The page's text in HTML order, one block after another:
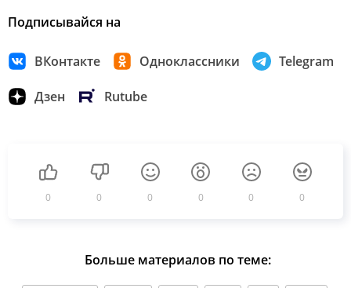
Подписывайся на
ВКонтакте Одноклассники Telegram
Дзен Rutube
0 0 0 0 0 0
Больше материалов по теме: